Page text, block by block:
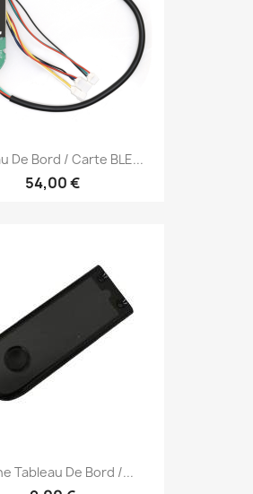
De Bord / Carte BLE...
54,00 €
Tableau De Bord /...